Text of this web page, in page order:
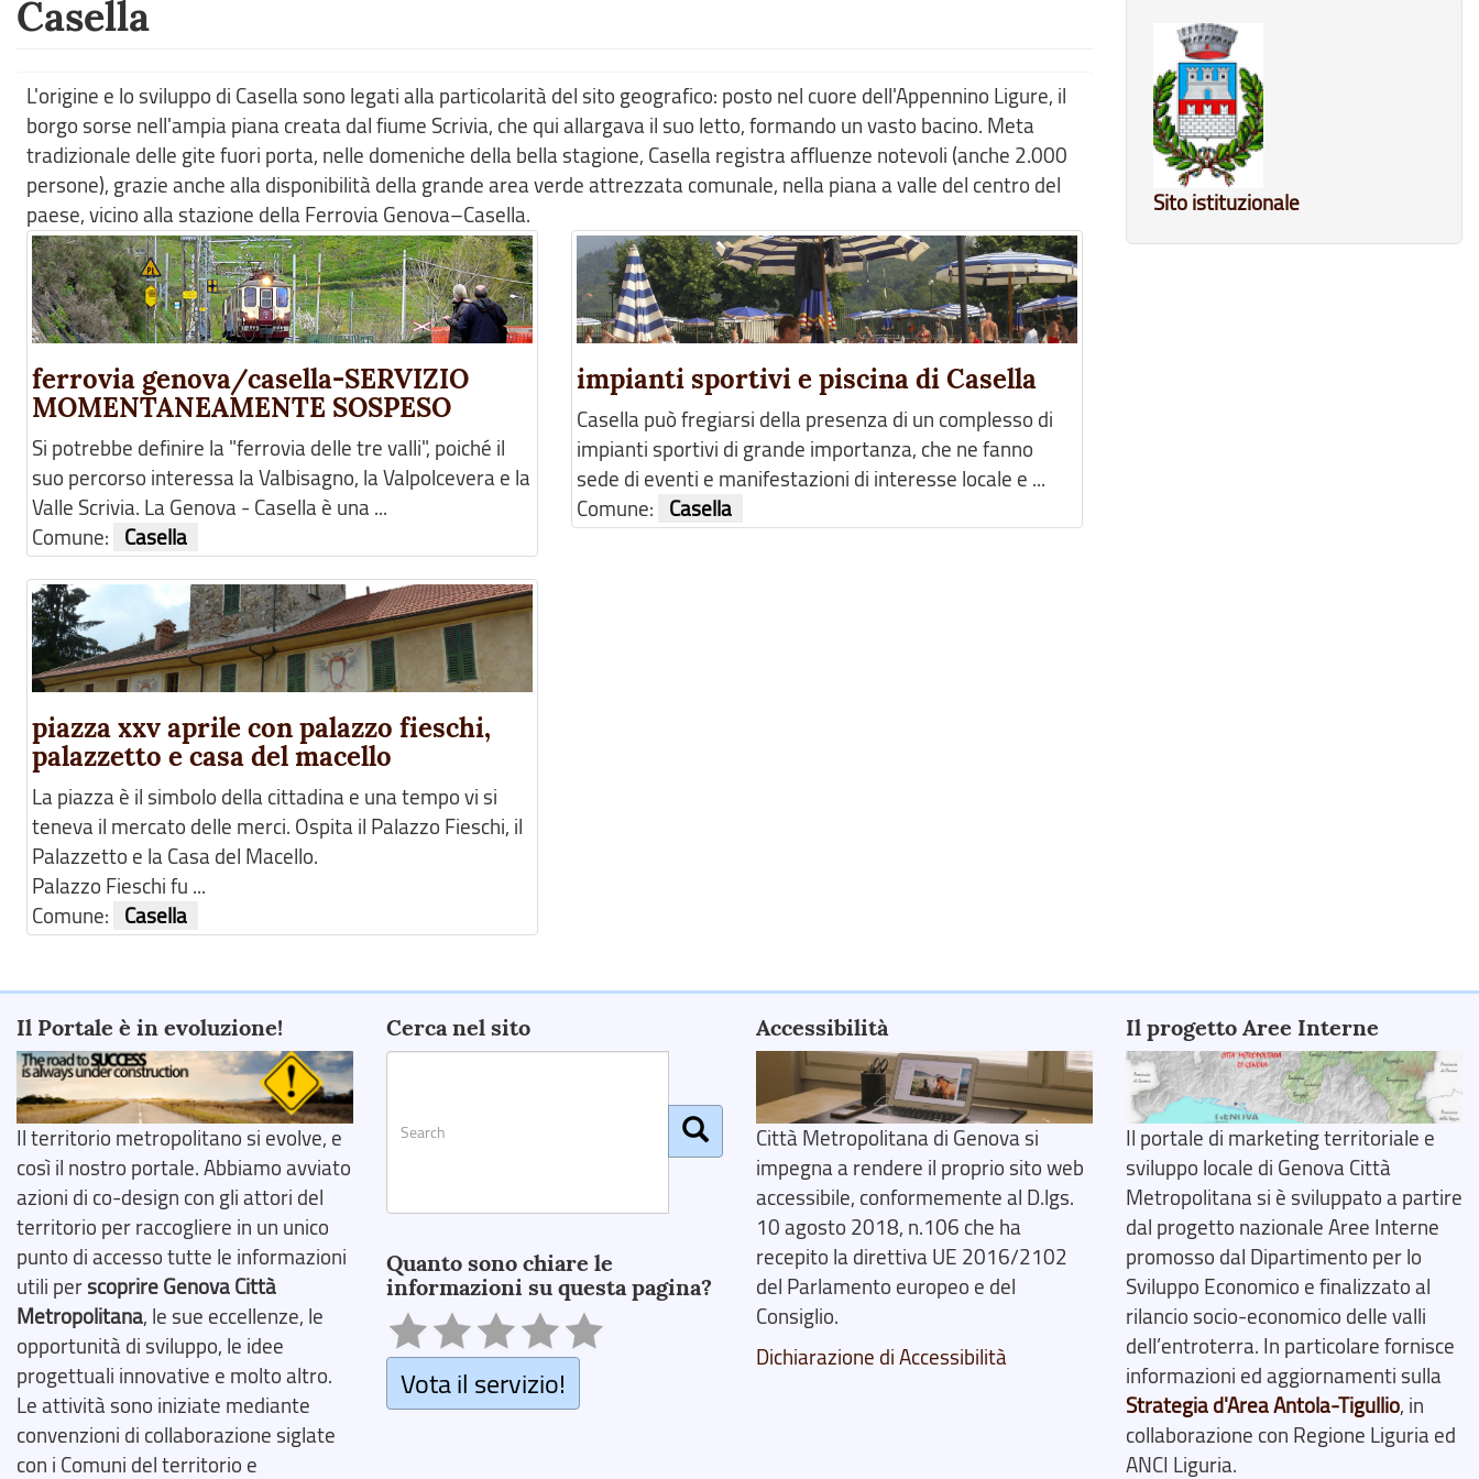
Casella
L'origine e lo sviluppo di Casella sono legati alla particolarità del sito geografico: posto nel cuore dell'Appennino Ligure, il
borgo sorse nell'ampia piana creata dal fiume Scrivia, che qui allargava il suo letto, formando un vasto bacino. Meta
tradizionale delle gite fuori porta, nelle domeniche della bella stagione, Casella registra affluenze notevoli (anche 2.000
persone), grazie anche alla disponibilità della grande area verde attrezzata comunale, nella piana a valle del centro del
paese, vicino alla stazione della Ferrovia Genova–Casella.
ferrovia genova/casella-SERVIZIO
MOMENTANEAMENTE SOSPESO
Si potrebbe definire la "ferrovia delle tre valli", poiché il
suo percorso interessa la Valbisagno, la Valpolcevera e la
Valle Scrivia. La Genova - Casella è una ...
Comune:
Casella
impianti sportivi e piscina di Casella
Casella può fregiarsi della presenza di un complesso di
impianti sportivi di grande importanza, che ne fanno
sede di eventi e manifestazioni di interesse locale e ...
Comune:
Casella
piazza xxv aprile con palazzo fieschi,
palazzetto e casa del macello
La piazza è il simbolo della cittadina e una tempo vi si
teneva il mercato delle merci. Ospita il Palazzo Fieschi, il
Palazzetto e la Casa del Macello.
Palazzo Fieschi fu ...
Comune:
Casella
Sito istituzionale
Il Portale è in evoluzione!
Il territorio metropolitano si evolve, e
così il nostro portale. Abbiamo avviato
azioni di co-design con gli attori del
territorio per raccogliere in un unico
punto di accesso tutte le informazioni
utili perscoprire Genova Città
Metropolitana, le sue eccellenze, le
opportunità di sviluppo, le idee
progettuali innovative e molto altro.
Le attività sono iniziate mediante
convenzioni di collaborazione siglate
con i Comuni del territorio e
Cerca nel sito
Quanto sono chiare le
informazioni su questa pagina?
Vota il servizio!
Accessibilità
Città Metropolitana di Genova si
impegna a rendere il proprio sito web
accessibile, conformemente al D.lgs.
10 agosto 2018, n.106 che ha
recepito la direttiva UE 2016/2102
del Parlamento europeo e del
Consiglio.
Dichiarazione di Accessibilità
Il progetto Aree Interne
Il portale di marketing territoriale e
sviluppo locale di Genova Città
Metropolitana si è sviluppato a partire
dal progetto nazionale Aree Interne
promosso dal Dipartimento per lo
Sviluppo Economico e finalizzato al
rilancio socio-economico delle valli
dell’entroterra. In particolare fornisce
informazioni ed aggiornamenti sulla
Strategia d'Area Antola-Tigullio, in
collaborazione con Regione Liguria ed
ANCI Liguria.